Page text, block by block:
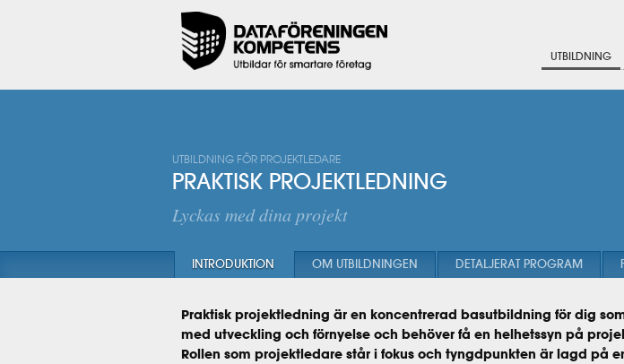
UTBILDNING
UTBILDNING FÖR PROJEKTLEDARE
PRAKTISK PROJEKTLEDNING
Lyckas med dina projekt
INTRODUKTION OM UTBILDNINGEN DETALJERAT PROGRAM
Praktisk projektledning är en koncentrerad basutbildning för dig
med utveckling och förnyelse och behöver få en helhetssyn på
Rollen som projektledare står i fokus och tyngdpunkten är lagd på